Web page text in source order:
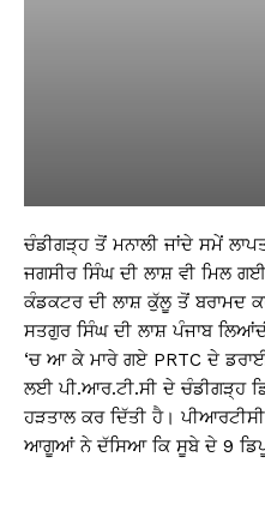
ਚੰਡੀਗੜ੍ਹ ਤੋਂ ਮਨਾਲੀ ਜਾਂਦੇ ਸਮੇਂ
ਜਗਸੀਰ ਸਿੰਘ ਦੀ ਲਾਸ਼ ਵੀ ਮਿਲ
ਕੰਡਕਟਰ ਦੀ ਲਾਸ਼ ਕੁੱਲੂ ਤੋਂ ਬਰਾਮਦ
ਸਤਗੁਰ ਸਿੰਘ ਦੀ ਲਾਸ਼ ਪੰਜਾਬ
‘ਚ ਆ ਕੇ ਮਾਰੇ ਗਏ PRTC ਦੇ
ਲਈ ਪੀ.ਆਰ.ਟੀ.ਸੀ ਦੇ ਚੰਡੀਗੜ੍ਹ
ਹੜਤਾਲ ਕਰ ਦਿੱਤੀ ਹੈ।
ਆਗੂਆਂ ਨੇ ਦੱਸਿਆ ਕਿ ਸੂਬੇ ਦੇ 9